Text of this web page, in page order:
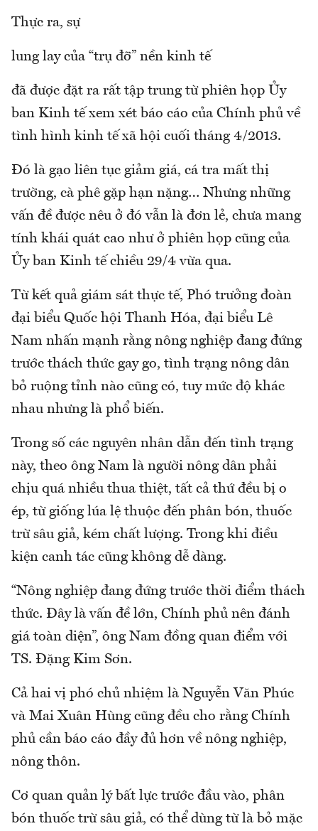
Thực ra, sự
lung lay của “trụ đỡ” nền kinh tế
đã được đặt ra rất tập trung từ phiên họp Ủy
ban Kinh tế xem xét báo cáo của Chính phủ về
tình hình kinh tế xã hội cuối tháng 4/2013.
Đó là gạo liên tục giảm giá, cá tra mất thị
trường, cà phê gặp hạn nặng… Nhưng những
vấn đề được nêu ở đó vẫn là đơn lẻ, chưa mang
tính khái quát cao như ở phiên họp cũng của
Ủy ban Kinh tế chiều 29/4 vừa qua.
Từ kết quả giám sát thực tế, Phó trưởng đoàn
đại biểu Quốc hội Thanh Hóa, đại biểu Lê
Nam nhấn mạnh rằng nông nghiệp đang đứng
trước thách thức gay go, tình trạng nông dân
bỏ ruộng tỉnh nào cũng có, tuy mức độ khác
nhau nhưng là phổ biến.
Trong số các nguyên nhân dẫn đến tình trạng
này, theo ông Nam là người nông dân phải
chịu quá nhiều thua thiệt, tất cả thứ đều bị o
ép, từ giống lúa lệ thuộc đến phân bón, thuốc
trừ sâu giả, kém chất lượng. Trong khi điều
kiện canh tác cũng không dễ dàng.
“Nông nghiệp đang đứng trước thời điểm thách
thức. Đây là vấn đề lớn, Chính phủ nên đánh
giá toàn diện”, ông Nam đồng quan điểm với
TS. Đặng Kim Sơn.
Cả hai vị phó chủ nhiệm là Nguyễn Văn Phúc
và Mai Xuân Hùng cũng đều cho rằng Chính
phủ cần báo cáo đầy đủ hơn về nông nghiệp,
nông thôn.
Cơ quan quản lý bất lực trước đầu vào, phân
bón thuốc trừ sâu giả, có thể dùng từ là bỏ mặc